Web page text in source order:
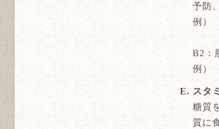
予防
例）
B2：
例）
スタ
糖質
質に